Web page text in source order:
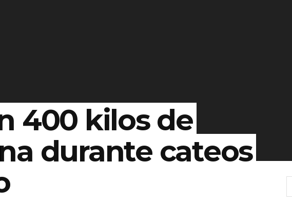
400 kilos de
durante cateos